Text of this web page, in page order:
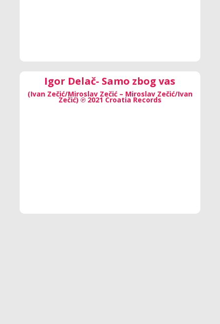
Igor Delač- Samo zbog vas
(Ivan Zečić/Miroslav Zečić – Miroslav Zečić/Ivan
Zečić) ℗ 2021 Croatia Records